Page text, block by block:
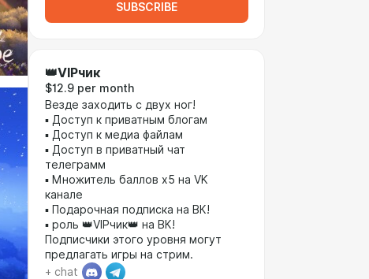
SUBSCRIBE
👑VIPчик
$12.9 per month
Везде заходить с двух ног!
▪ Доступ к приватным блогам
▪ Доступ к медиа файлам
▪ Доступ в приватный чат
телеграмм
▪ Множитель баллов х5 на VK
канале
▪ Подарочная подписка на ВК!
▪ роль 👑VIPчик👑 на ВК!
Подписчики этого уровня могут
предлагать игры на стрим.
+ chat